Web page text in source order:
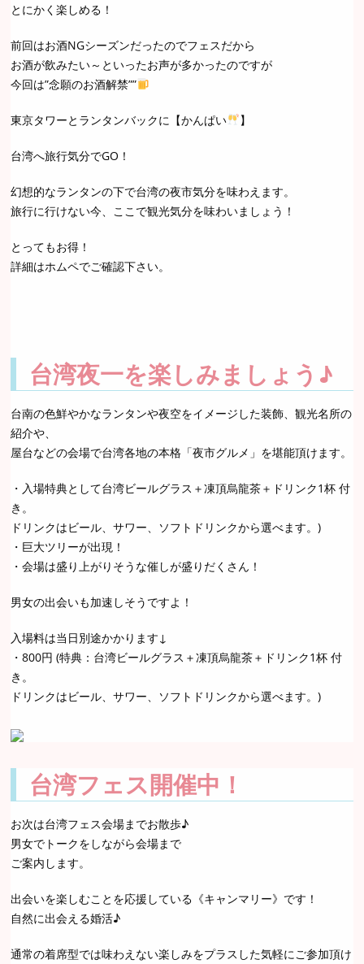
とにかく楽しめる！
前回はお酒NGシーズンだったのでフェスだから
お酒が飲みたい～といったお声が多かったのですが
今回は”念願のお酒解禁””
東京タワーとランタンバックに【かんぱい 】
台湾へ旅行気分でGO！
幻想的なランタンの下で台湾の夜市気分を味わえます。
旅行に行けない今、ここで観光気分を味わいましょう！
とってもお得！
詳細はホムペでご確認下さい。
台湾夜一を楽しみましょう♪
台南の色鮮やかなランタンや夜空をイメージした装飾、観光名所の
紹介や、
屋台などの会場で台湾各地の本格「夜市グルメ」を堪能頂けます。
・入場特典として台湾ビールグラス＋凍頂烏龍茶＋ドリンク1杯 付
き。
ドリンクはビール、サワー、ソフトドリンクから選べます。)
・巨大ツリーが出現！
・会場は盛り上がりそうな催しが盛りだくさん！
男女の出会いも加速しそうですよ！
入場料は当日別途かかります↓
・800円 (特典：台湾ビールグラス＋凍頂烏龍茶＋ドリンク1杯 付
き。
ドリンクはビール、サワー、ソフトドリンクから選べます。)
台湾フェス開催中！
お次は台湾フェス会場までお散歩♪
男女でトークをしながら会場まで
ご案内します。
出会いを楽しむことを応援している《キャンマリー》です！
自然に出会える婚活♪
通常の着席型では味わえない楽しみをプラスした気軽にご参加頂け